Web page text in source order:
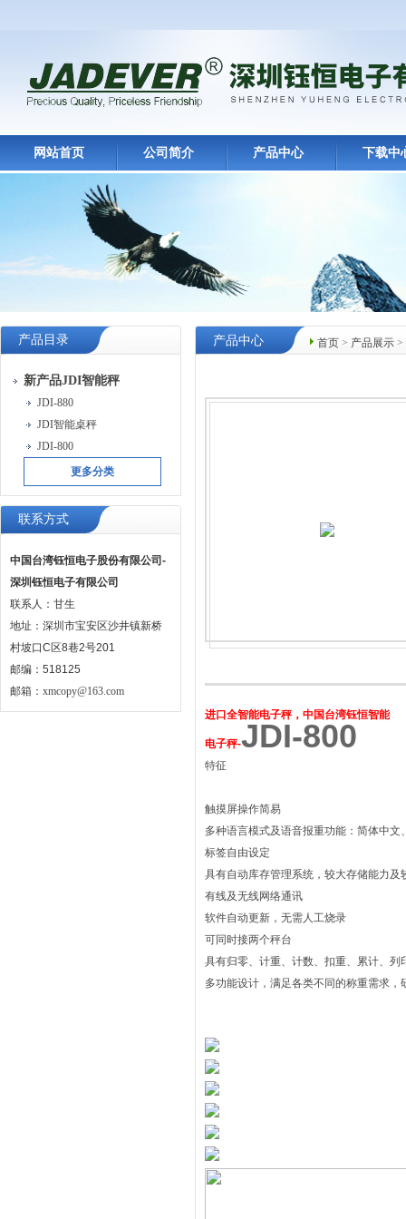
网站首页 公司简介 产品中心 下载中
产品目录
新产品JDI智能秤
JDI-880
JDI智能桌秤
JDI-800
更多分类
联系方式
中国台湾钰恒电子股份有限公司-
深圳钰恒电子有限公司
联系人：甘生
地址：深圳市宝安区沙井镇新桥
村坡口C区8巷2号201
邮编：518125
邮箱： xmcopy@163.com
首页 > 产品展示 >
产品中心
进口全智能电子秤，中国台湾钰恒智能
电子秤-JDI-800
特征
触摸屏操作简易
多种语言模式及语音报重功能：简体中
标签自由设定
具有自动库存管理系统，较大存储能力及
有线及无线网络通讯
软件自动更新，无需人工烧录
可同时接两个秤台
具有归零、计重、计数、扣重、累计、列
多功能设计，满足各类不同的称重需求